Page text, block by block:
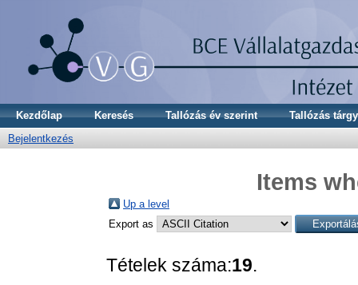
Kezdőlap Keresés Tallózás év szerint
Tallózás
Bejelentkezés
Items
Up a level
Export as
Tételek száma:19.